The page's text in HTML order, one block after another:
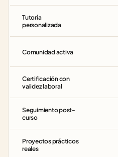
Tutoría
personalizada
Comunidad activa
Certificación con
validez laboral
Seguimiento post-
curso
Proyectos prácticos
reales